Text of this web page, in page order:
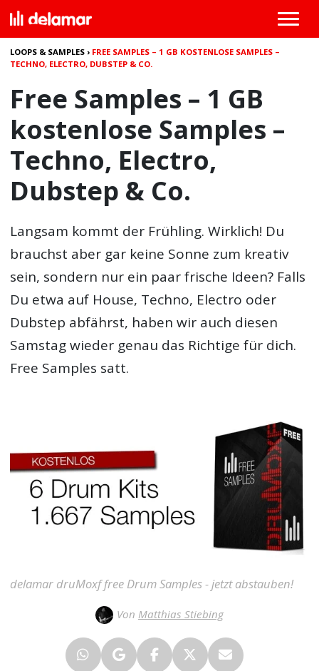
LOOPS & SAMPLES › FREE SAMPLES – 1 GB KOSTENLOSE SAMPLES –
TECHNO, ELECTRO, DUBSTEP & CO.
Free Samples – 1 GB
kostenlose Samples –
Techno, Electro,
Dubstep & Co.
Langsam kommt der Frühling. Wirklich! Du
brauchst aber gar keine Sonne zum kreativ
sein, sondern nur ein paar frische Ideen? Falls
Du etwa auf House, Techno, Electro oder
Dubstep abfährst, haben wir auch diesen
Samstag wieder genau das Richtige für dich.
Free Samples satt.
delamar druMoxf free Drum Samples - jetzt abstauben!
Von Matthias Stiebing